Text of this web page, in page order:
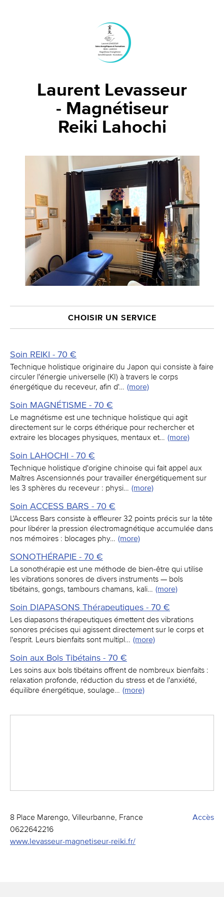
Laurent Levasseur
- Magnétiseur
Reiki Lahochi
CHOISIR UN SERVICE
Soin REIKI - 70 €
Technique holistique originaire du Japon qui consiste à faire
circuler l'énergie universelle (KI) à travers le corps
énergétique du receveur, afin d'… (more)
Soin MAGNÉTISME - 70 €
Le magnétisme est une technique holistique qui agit
directement sur le corps éthérique pour rechercher et
extraire les blocages physiques, mentaux et… (more)
Soin LAHOCHI - 70 €
Technique holistique d'origine chinoise qui fait appel aux
Maîtres Ascensionnés pour travailler énergétiquement sur
les 3 sphères du receveur : physi… (more)
Soin ACCESS BARS - 70 €
L'Access Bars consiste à effleurer 32 points précis sur la tête
pour libérer la pression électromagnétique accumulée dans
nos mémoires : blocages phy… (more)
SONOTHÉRAPIE - 70 €
La sonothérapie est une méthode de bien-être qui utilise
les vibrations sonores de divers instruments — bols
tibétains, gongs, tambours chamans, kali… (more)
Soin DIAPASONS Thérapeutiques - 70 €
Les diapasons thérapeutiques émettent des vibrations
sonores précises qui agissent directement sur le corps et
l'esprit. Leurs bienfaits sont multipl… (more)
Soin aux Bols Tibétains - 70 €
Les soins aux bols tibétains offrent de nombreux bienfaits :
relaxation profonde, réduction du stress et de l'anxiété,
équilibre énergétique, soulage… (more)
Accès
8 Place Marengo, Villeurbanne, France
0622642216
www.levasseur-magnetiseur-reiki.fr/